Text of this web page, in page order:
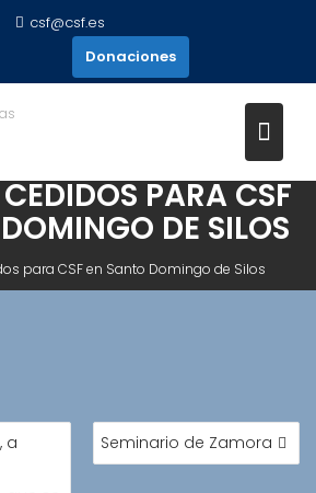
csf@csf.es
Donaciones
PARA CSF
DE SILOS
para CSF en Santo Domingo de Silos
a
Seminario de Zamora